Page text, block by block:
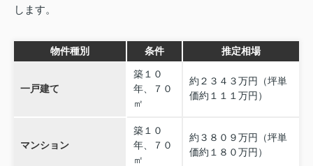
します。
物件種別 条件 推定相場
一戸建て
築１０
年、７０
㎡
約２３４３万円（坪単
価約１１１万円）
マンション
築１０
年、７０
㎡
約３８０９万円（坪単
価約１８０万円）